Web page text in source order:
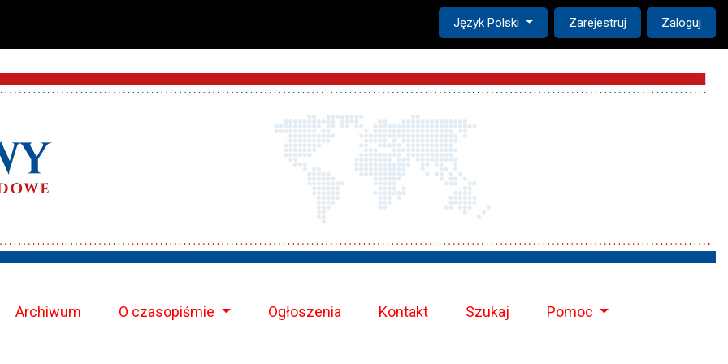
Change the language. The current language is:
Język Polski Zarejestruj Zaloguj
Archiwum O czasopiśmie Ogłoszenia Kontakt Szukaj Pomoc